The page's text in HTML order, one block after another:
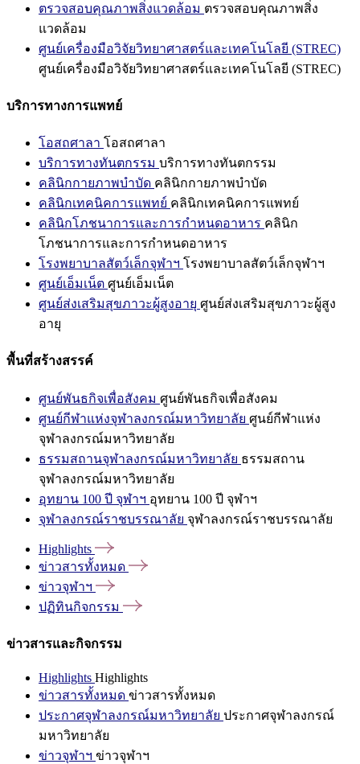
ตรวจสอบคุณภาพสิ่งแวดล้อม ตรวจสอบคุณภาพสิ่ง
แวดล้อม
ศูนย์เครื่องมือวิจัยวิทยาศาสตร์และเทคโนโลยี (STREC)
ศูนย์เครื่องมือวิจัยวิทยาศาสตร์และเทคโนโลยี (STREC)
บริการทางการแพทย์
โอสถศาลา โอสถศาลา
บริการทางทันตกรรม บริการทางทันตกรรม
คลินิกกายภาพบำบัด คลินิกกายภาพบำบัด
คลินิกเทคนิคการแพทย์ คลินิกเทคนิคการแพทย์
คลินิกโภชนาการและการกำหนดอาหาร คลินิก
โภชนาการและการกำหนดอาหาร
โรงพยาบาลสัตว์เล็กจุฬาฯ โรงพยาบาลสัตว์เล็กจุฬาฯ
ศูนย์เอ็มเน็ต ศูนย์เอ็มเน็ต
ศูนย์ส่งเสริมสุขภาวะผู้สูงอายุ ศูนย์ส่งเสริมสุขภาวะผู้สูง
อายุ
พื้นที่สร้างสรรค์
ศูนย์พันธกิจเพื่อสังคม ศูนย์พันธกิจเพื่อสังคม
ศูนย์กีฬาแห่งจุฬาลงกรณ์มหาวิทยาลัย ศูนย์กีฬาแห่ง
จุฬาลงกรณ์มหาวิทยาลัย
ธรรมสถานจุฬาลงกรณ์มหาวิทยาลัย ธรรมสถาน
จุฬาลงกรณ์มหาวิทยาลัย
อุทยาน 100 ปี จุฬาฯ อุทยาน 100 ปี จุฬาฯ
จุฬาลงกรณ์ราชบรรณาลัย จุฬาลงกรณ์ราชบรรณาลัย
Highlights
ข่าวสารทั้งหมด
ข่าวจุฬาฯ
ปฏิทินกิจกรรม
ข่าวสารและกิจกรรม
Highlights Highlights
ข่าวสารทั้งหมด ข่าวสารทั้งหมด
ประกาศจุฬาลงกรณ์มหาวิทยาลัย ประกาศจุฬาลงกรณ์
มหาวิทยาลัย
ข่าวจุฬาฯ ข่าวจุฬาฯ